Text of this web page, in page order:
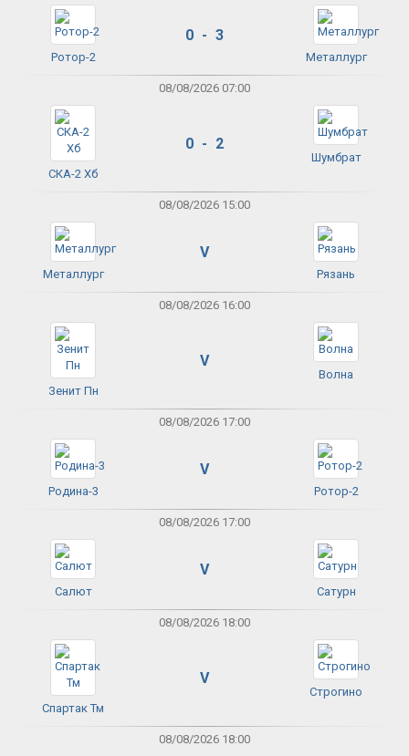
Ротор-2
0 - 3
Металлург
08/08/2026 07:00
СКА-2 Хб
0 - 2
Шумбрат
08/08/2026 15:00
Металлург
V
Рязань
08/08/2026 16:00
Зенит Пн
V
Волна
08/08/2026 17:00
Родина-3
V
Ротор-2
08/08/2026 17:00
Салют
V
Сатурн
08/08/2026 18:00
Спартак Тм
V
Строгино
08/08/2026 18:00